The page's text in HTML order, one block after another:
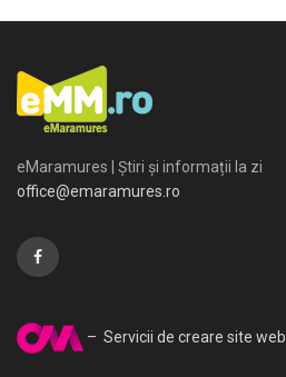
eMaramures | Știri și informații la zi
office@emaramures.ro
– Servicii de creare site web